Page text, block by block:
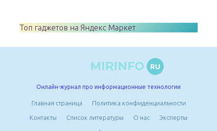
Топ гаджетов на Яндекс Маркет
MIRINFO RU
Онлайн-журнал про информационные технологии
Главная страница Политика конфиденциальности
Контакты Список литературы О нас Эксперты